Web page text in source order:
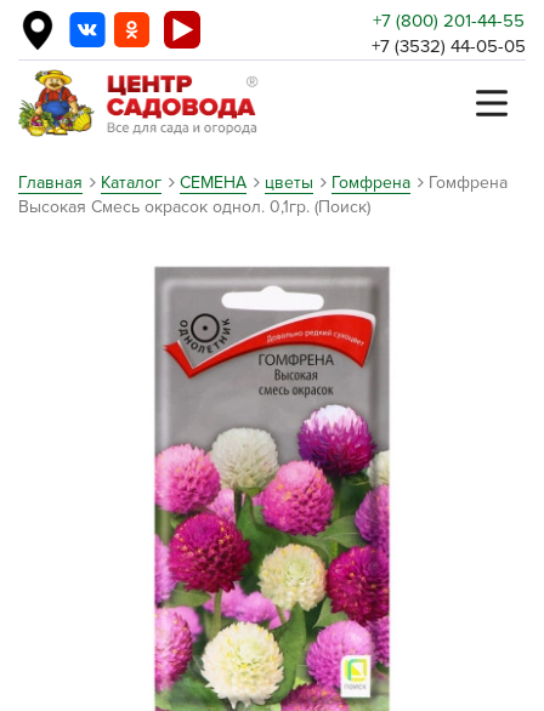
+7 (800) 201-44-55
+7 (3532) 44-05-05
Главная Каталог СЕМЕНА цветы Гомфрена
Гомфрена
Высокая Смесь окрасок однол. 0,1гр. (Поиск)